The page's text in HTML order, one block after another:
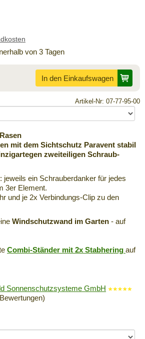
von 3 Tagen
In den Einkaufswagen
Artikel-Nr: 07-77-95-00
mit dem Sichtschutz Paravent stabil
zweiteiligen Schraub-
: jeweils ein Schrauberdanker für jedes
3er Element.
und je 2x Verbindungs-Clip zu den
Windschutzwand im Garten - auf
Combi-Ständer mit 2x Stabhering auf
Sonnenschutzsysteme GmbH
Bewertungen)